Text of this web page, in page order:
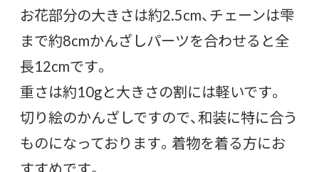
お花部分の大きさは約2.5cm、チェーンは雫
まで約8cmかんざしパーツを合わせると全
長12cmです。
重さは約10gと大きさの割には軽いです。
切り絵のかんざしですので、和装に特に合う
ものになっております。着物を着る方にお